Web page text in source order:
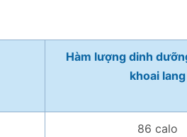
Hàm lượng dinh
khoai lang
86 calo